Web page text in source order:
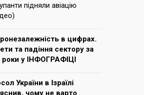
підняли авіацію
в цифрах.
та падіння сектору за
роки у ІНФОГРАФІЦІ
України в Ізраїлі
чому не варто